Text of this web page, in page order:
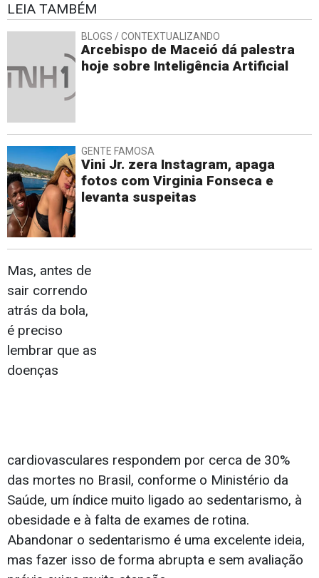
LEIA TAMBÉM
BLOGS / CONTEXTUALIZANDO
Arcebispo de Maceió dá palestra
hoje sobre Inteligência Artificial
GENTE FAMOSA
Vini Jr. zera Instagram, apaga
fotos com Virginia Fonseca e
levanta suspeitas
Mas, antes de
sair correndo
atrás da bola,
é preciso
lembrar que as
doenças
cardiovasculares respondem por cerca de 30%
das mortes no Brasil, conforme o Ministério da
Saúde, um índice muito ligado ao sedentarismo, à
obesidade e à falta de exames de rotina.
Abandonar o sedentarismo é uma excelente ideia,
mas fazer isso de forma abrupta e sem avaliação